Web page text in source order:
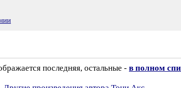
последняя, остальные - в полном